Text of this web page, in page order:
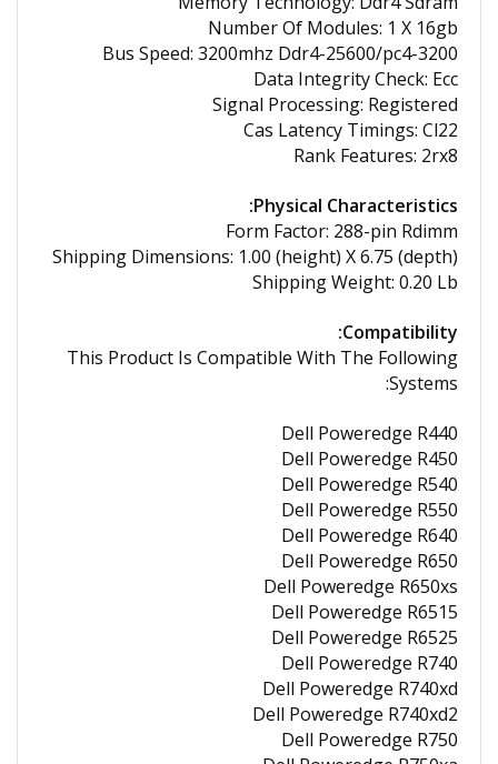
Number Of Modules: 1 X 16gb
Bus Speed: 3200mhz Ddr4-25600/pc4-3200
Data Integrity Check: Ecc
Signal Processing: Registered
Cas Latency Timings: Cl22
Rank Features: 2rx8
Physical Characteristics:
Form Factor: 288-pin Rdimm
Shipping Dimensions: 1.00 (height) X 6.75 (depth)
Shipping Weight: 0.20 Lb
Compatibility:
This Product Is Compatible With The Following
Systems:
Dell Poweredge R440
Dell Poweredge R450
Dell Poweredge R540
Dell Poweredge R550
Dell Poweredge R640
Dell Poweredge R650
Dell Poweredge R650xs
Dell Poweredge R6515
Dell Poweredge R6525
Dell Poweredge R740
Dell Poweredge R740xd
Dell Poweredge R740xd2
Dell Poweredge R750